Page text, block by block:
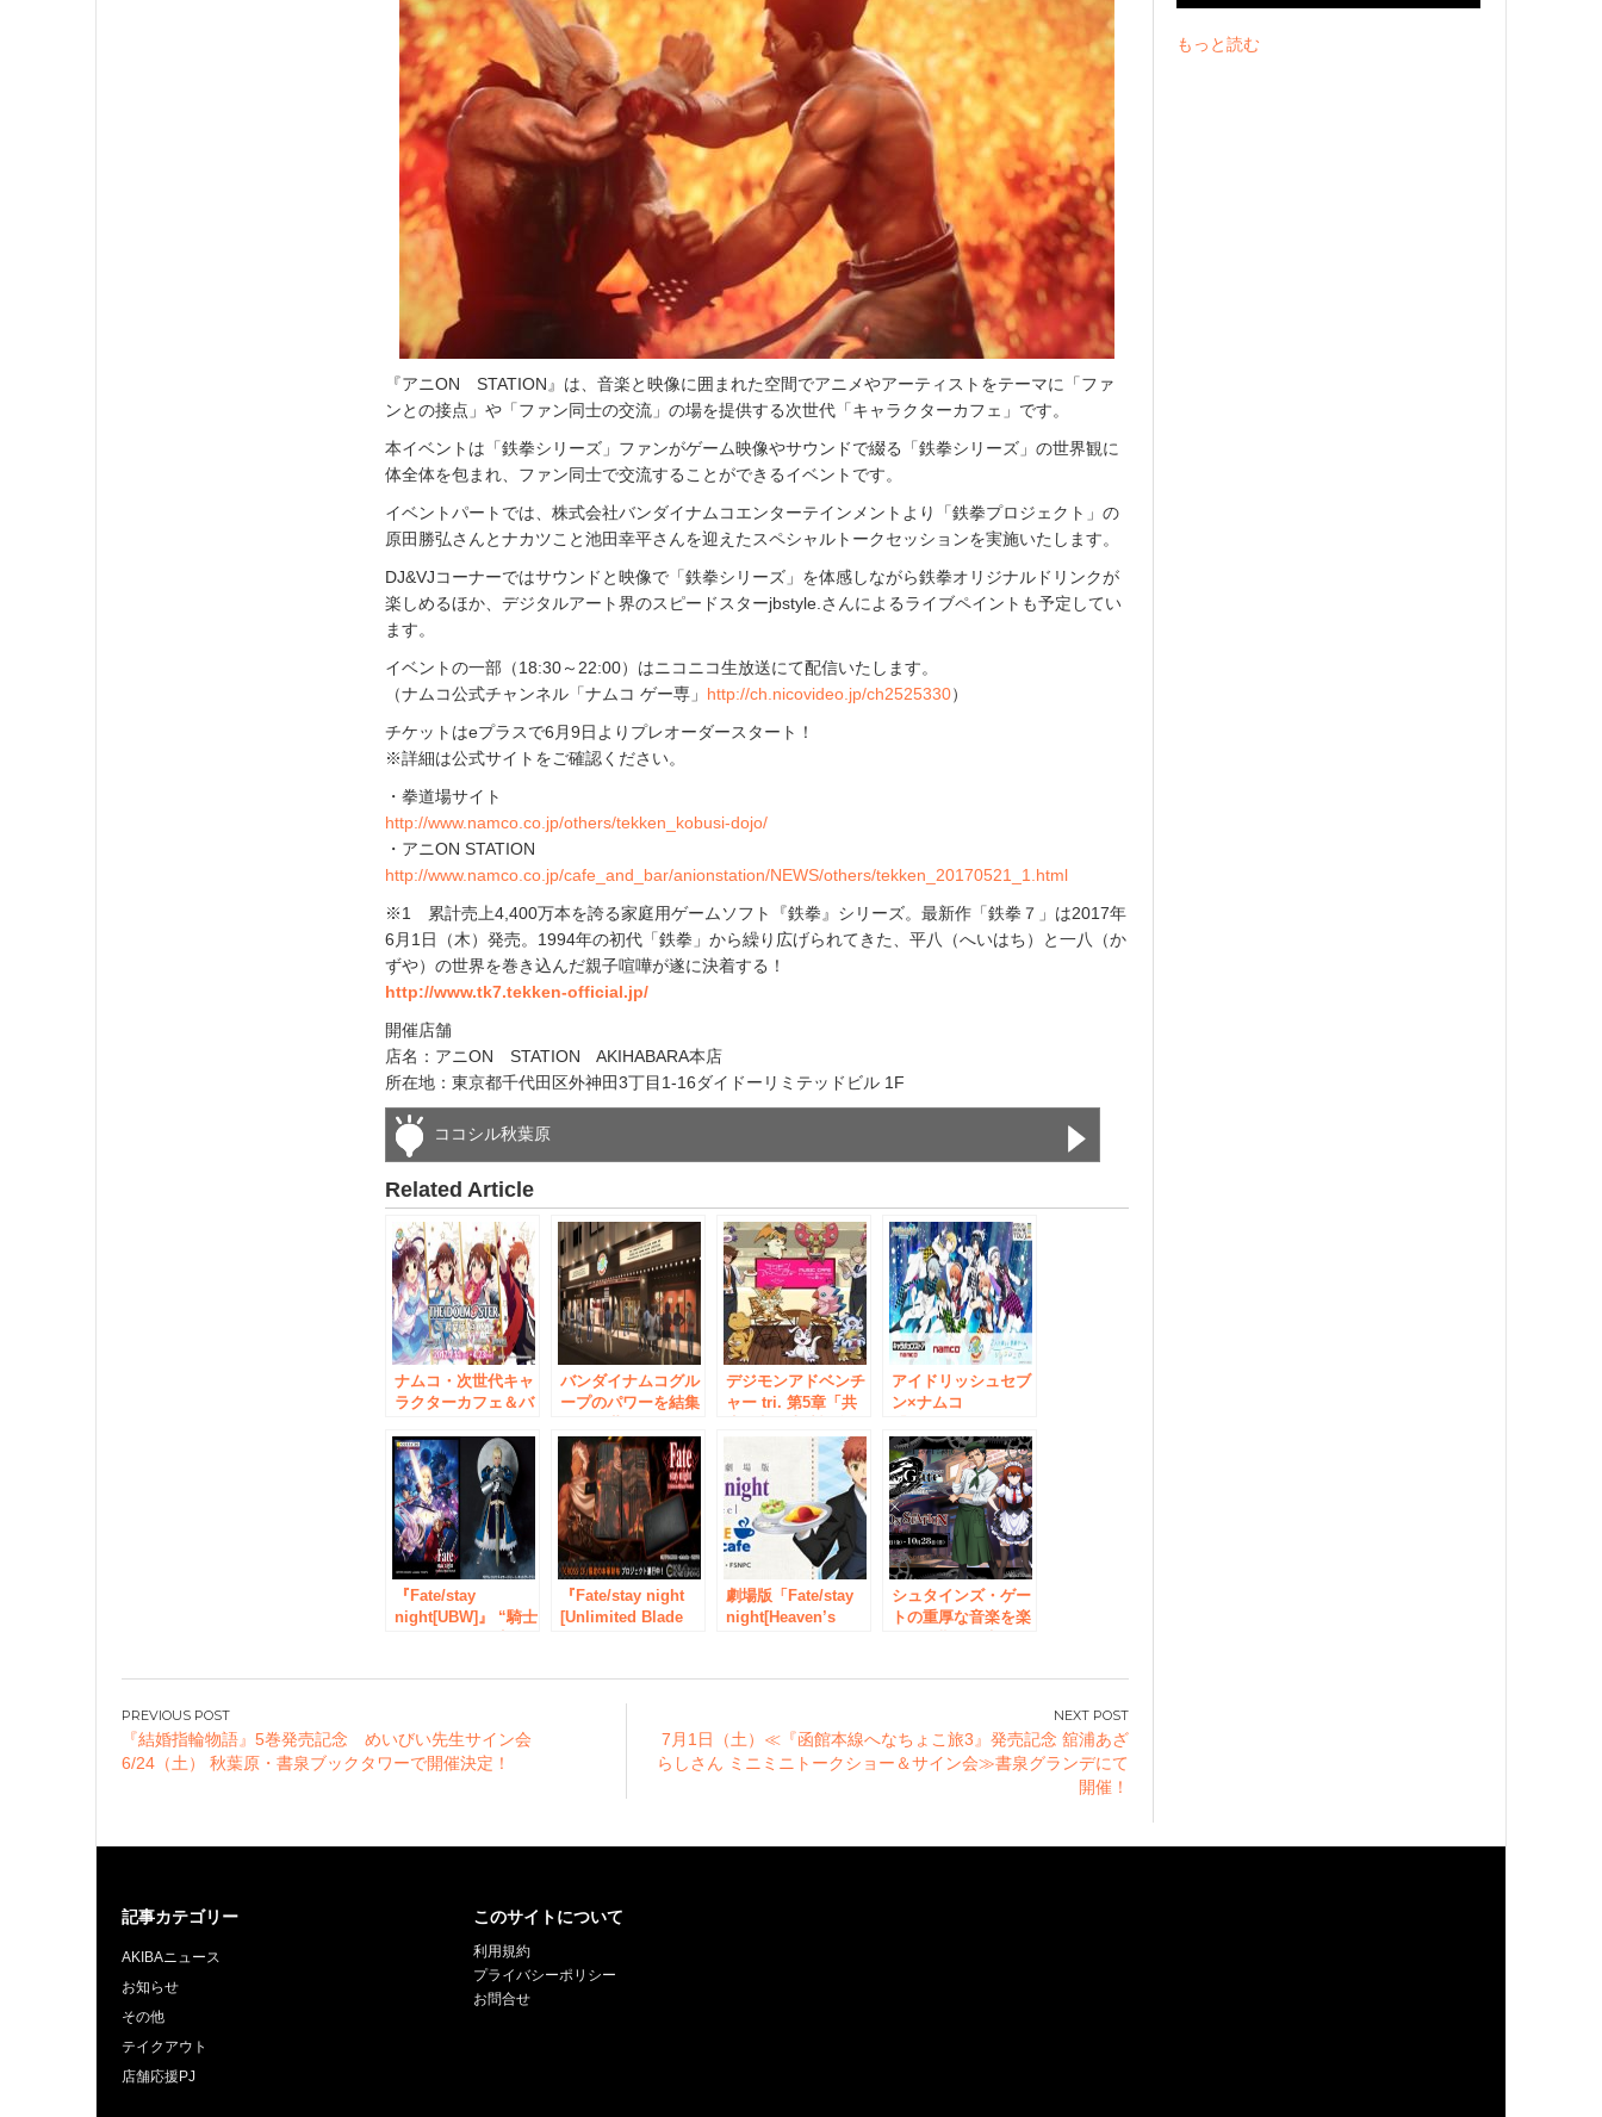
『アニON STATION』は、音楽と映像に囲まれた空間でアニメやアーティストをテーマに「ファ
ンとの接点」や「ファン同士の交流」の場を提供する次世代「キャラクターカフェ」です。
本イベントは「鉄拳シリーズ」ファンがゲーム映像やサウンドで綴る「鉄拳シリーズ」の世界観に
体全体を包まれ、ファン同士で交流することができるイベントです。
イベントパートでは、株式会社バンダイナムコエンターテインメントより「鉄拳プロジェクト」の
原田勝弘さんとナカツこと池田幸平さんを迎えたスペシャルトークセッションを実施いたします。
DJ&VJコーナーではサウンドと映像で「鉄拳シリーズ」を体感しながら鉄拳オリジナルドリンクが
楽しめるほか、デジタルアート界のスピードスターjbstyle.さんによるライブペイントも予定してい
ます。
イベントの一部（18:30～22:00）はニコニコ生放送にて配信いたします。
（ナムコ公式チャンネル「ナムコ ゲー専」 http://ch.nicovideo.jp/ch2525330）
チケットはeプラスで6月9日よりプレオーダースタート！
※詳細は公式サイトをご確認ください。
・拳道場サイト
http://www.namco.co.jp/others/tekken_kobusi-dojo/
・アニON STATION
http://www.namco.co.jp/cafe_and_bar/anionstation/NEWS/others/tekken_20170521_1.html
※1 累計売上4,400万本を誇る家庭用ゲームソフト『鉄拳』シリーズ。最新作「鉄拳７」は2017年
6月1日（木）発売。1994年の初代「鉄拳」から繰り広げられてきた、平八（へいはち）と一八（か
ずや）の世界を巻き込んだ親子喧嘩が遂に決着する！
http://www.tk7.tekken-official.jp/
開催店舗
店名：アニON STATION AKIHABARA本店
所在地：東京都千代田区外神田3丁目1-16ダイドーリミテッドビル 1F
ココシル秋葉原
Related Article
ナムコ・次世代キャ
ラクターカフェ＆バ
ー4作品が秋葉原ジ
ャック 「アイドル
マスター秋葉原
J@CK」開催！
2017年1月14日
（土）～2017年4月
23日（日）
バンダイナムコグル
ープのパワーを結集
ターカフェの旗艦
店 ナムコ『アニ
ON STATION
AKIHABARA本店』
7月16日オープン！
デジモンアドベンチ
ャー tri. 第5章「共
『MUSIC CAFE in
アニON STATION
The 2nd』 9月8日
（金）～ 秋葉原で
開催
アイドリッシュセブ
ン×ナムコ
TOUR 2017』で多面
的コラボを展開 1
月下旬～4月中旬、
全国のナムコのアミ
ューズメント施設や
「アニON
STATION」で
『Fate/stay
night[UBW]』 “騎士
スと甲冑が再び登
『Fate/stay night
[Unlimited Blade
グより本革財布の申
し込み受付スター
劇場版「Fate/stay
night[Heaven’s
シュタインズ・ゲー
トの重厚な音楽を楽
「シュタインズ・ゲ
投
稿
ナ
ゲ
シ
ョ
ン
『結婚指輪物語』5巻発売記念 めいびい先生サイン会
6/24（土） 秋葉原・書泉ブックタワーで開催決定！
7月1日（土）≪『函館本線へなちょこ旅3』発売記念 舘浦あざ
らしさん ミニミニトークショー＆サイン会≫書泉グランデにて
開催！
もっと読む
記事カテゴリー
AKIBAニュース
お知らせ
その他
テイクアウト
店舗応援PJ
このサイトについて
利用規約
プライバシーポリシー
お問合せ